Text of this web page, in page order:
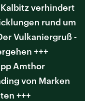
verhindert
rund um
Vulkaniergruß -
+++
Amthor
von Marken
+++